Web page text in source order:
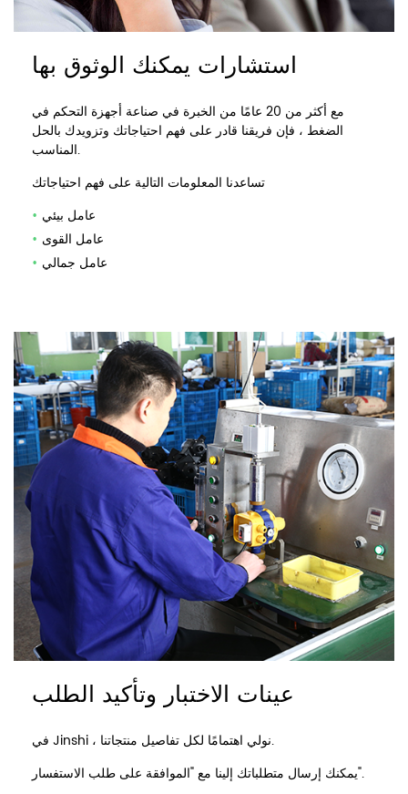
استشارات يمكنك الوثوق بها
مع أكثر من 20 عامًا من الخبرة في صناعة أجهزة التحكم في
الضغط ، فإن فريقنا قادر على فهم احتياجاتك وتزويدك بالحل
المناسب.
تساعدنا المعلومات التالية على فهم احتياجاتك
• عامل بيئي
• عامل القوى
• عامل جمالي
عينات الاختبار وتأكيد الطلب
في Jinshi ، نولي اهتمامًا لكل تفاصيل منتجاتنا.
يمكنك إرسال متطلباتك إلينا مع "الموافقة على طلب الاستفسار".